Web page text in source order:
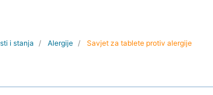
i stanja Alergije Savjet za tablete protiv alergije